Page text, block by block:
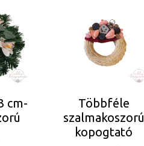
cm-
Többféle
szalmakoszorú
kopogtató
terméknek
variációja
változatok
termékoldalon